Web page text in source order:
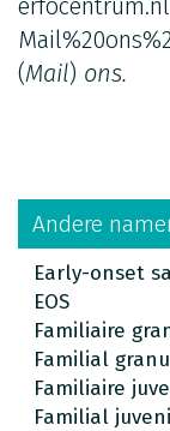
(Mail) ons.
Andere
Early-onset
EOS
Familiaire
Familial
Familiaire
Familial